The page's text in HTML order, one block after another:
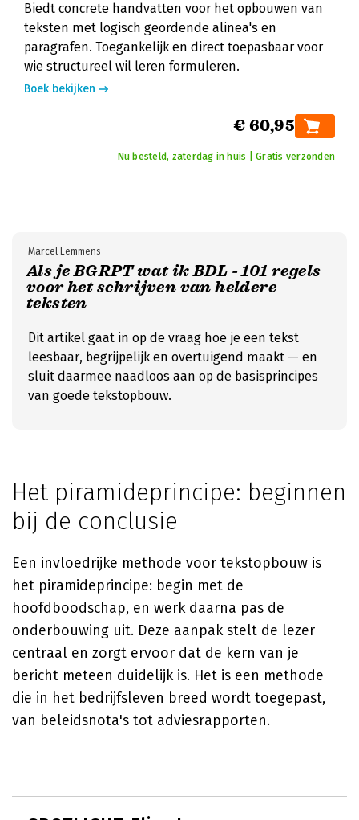
Biedt concrete handvatten voor het opbouwen van
teksten met logisch geordende alinea's en
paragrafen. Toegankelijk en direct toepasbaar voor
wie structureel wil leren formuleren.
Boek bekijken
€ 60,95
Nu besteld, zaterdag in huis | Gratis verzonden
Als je BGRPT wat ik BDL - 101 regels
voor het schrijven van heldere
teksten
Marcel Lemmens
Dit artikel gaat in op de vraag hoe je een tekst
leesbaar, begrijpelijk en overtuigend maakt — en
sluit daarmee naadloos aan op de basisprincipes
van goede tekstopbouw.
Het piramideprincipe: beginnen
bij de conclusie
Een invloedrijke methode voor tekstopbouw is
het piramideprincipe: begin met de
hoofdboodschap, en werk daarna pas de
onderbouwing uit. Deze aanpak stelt de lezer
centraal en zorgt ervoor dat de kern van je
bericht meteen duidelijk is. Het is een methode
die in het bedrijfsleven breed wordt toegepast,
van beleidsnota's tot adviesrapporten.